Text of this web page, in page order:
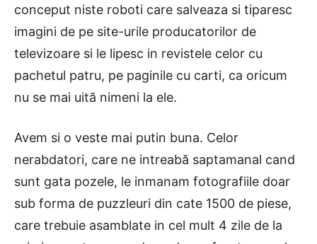
conceput niste roboti care salveaza si tiparesc
imagini de pe site-urile producatorilor de
televizoare si le lipesc in revistele celor cu
pachetul patru, pe paginile cu carti, ca oricum
nu se mai uită nimeni la ele.
Avem si o veste mai putin buna. Celor
nerabdatori, care ne intreabă saptamanal cand
sunt gata pozele, le inmanam fotografiile doar
sub forma de puzzleuri din cate 1500 de piese,
care trebuie asamblate in cel mult 4 zile de la